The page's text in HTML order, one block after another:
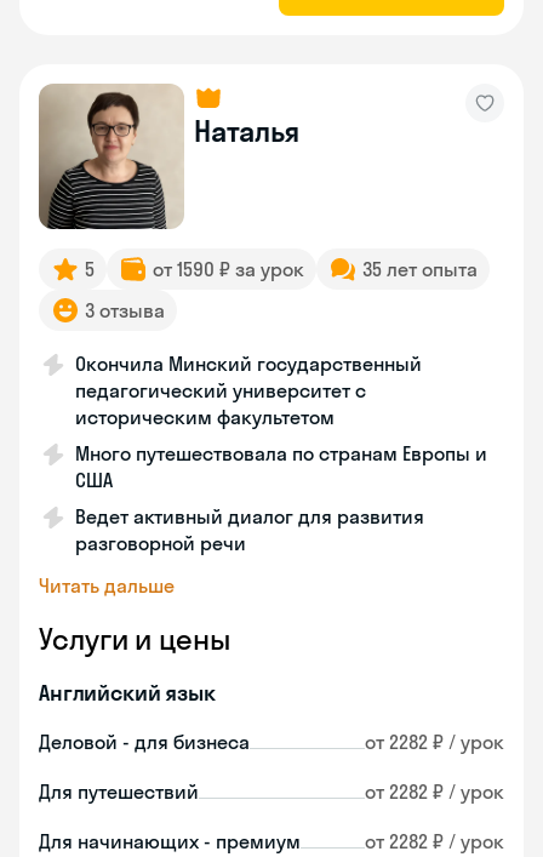
Наталья
5 от 1590 ₽ за урок
35 лет опыта
3 отзыва
Окончила Минский государственный
педагогический университет с
историческим факультетом
Много путешествовала по странам Европы и
США
Ведет активный диалог для развития
разговорной речи
Читать дальше
Услуги и цены
Английский язык
Деловой - для бизнеса от 2282 ₽ / урок
Для путешествий от 2282 ₽ / урок
Для начинающих - премиум от 2282 ₽ / урок